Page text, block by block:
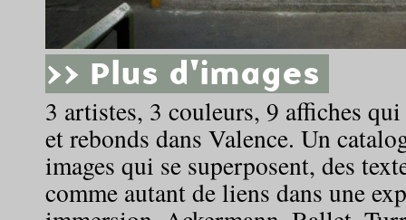
>> Plus d'images
3 artistes, 3 couleurs, 9 affiches
et rebonds dans Valence. Un
images qui se superposent, des
comme autant de liens dans une